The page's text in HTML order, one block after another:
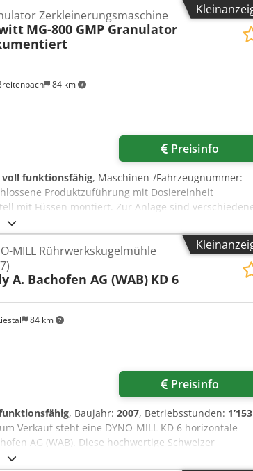
84 km
Zerkleinerungsmaschine
MG-800 GMP Granulator
Preisinfo
voll funktionsfähig, Maschinen-/Fahrzeugnummer:
Produktzuführung mit Dosiereinheit
mit Füssen montiert. Zur Anlage sind
vollständig dokumentiert mit allen Details inkl.
Anschluss 380 V 50 Hz, 2.5 Amp. Die MG-
vollständig dokumentiert. Im Verkaufspreis
LKW. Cedovt Sywopfx Ag Ajrf
84 km
MILL Rührwerkskugelmühle
A. Bachofen AG (WAB) KD 6
Preisinfo
, Baujahr: 2007, Betriebsstunden: 1’153
Verkauf steht eine DYNO-MILL KD 6 horizontale
AG (WAB). Diese hochwertige Schweizer
Nassmahlung von pumpfähigen Produkten mit